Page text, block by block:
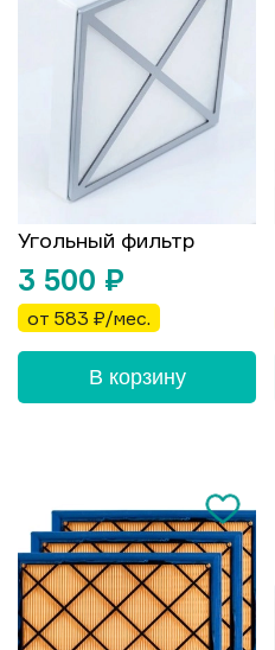
Угольный фильтр
3 500 ₽
от 583 ₽/мес.
В корзину